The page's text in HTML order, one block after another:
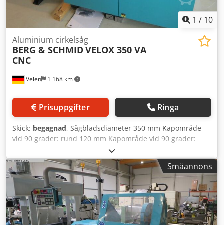
1 / 10
Velen 1 168 km
Aluminium cirkelsåg
BERG & SCHMIDVELOX 350 VA
CNC
Prisuppgifter Ringa
Skick: begagnad, Sågbladsdiameter 350 mm Kapområde
vid 90 grader: rund 120 mm Kapområde vid 90 grader:
fyrkant 110 mm Kapområde vid 90 grader: platt 200x88
mm Kapområde vid 45 grader: rund 115 mm Kapområde
vid 45 grader: fyrkant 110 mm Kapområde vid 45 grader:
fyrkant 150x80 mm Totalt effektbehov 1,5/1,8 kW
Maskinvikt ca. 0,59 t Mått L x B x H 1,1 x 0,95 x 1,7 m
Specialpris för nya maskiner inkl.: - Startkit 2 - Mikro-
sprayanordning Demoberedd hos oss i utställningen!
Rullbanor som tillval! Hydropneumatisk helautomat: ·
Småannons